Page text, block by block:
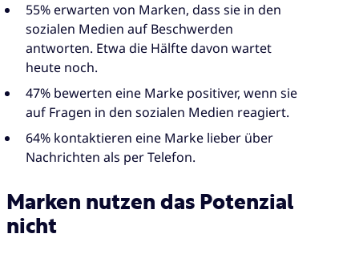
55% erwarten von Marken, dass sie in den
sozialen Medien auf Beschwerden
antworten. Etwa die Hälfte davon wartet
heute noch.
47% bewerten eine Marke positiver, wenn sie
auf Fragen in den sozialen Medien reagiert.
64% kontaktieren eine Marke lieber über
Nachrichten als per Telefon.
Marken nutzen das Potenzial
nicht